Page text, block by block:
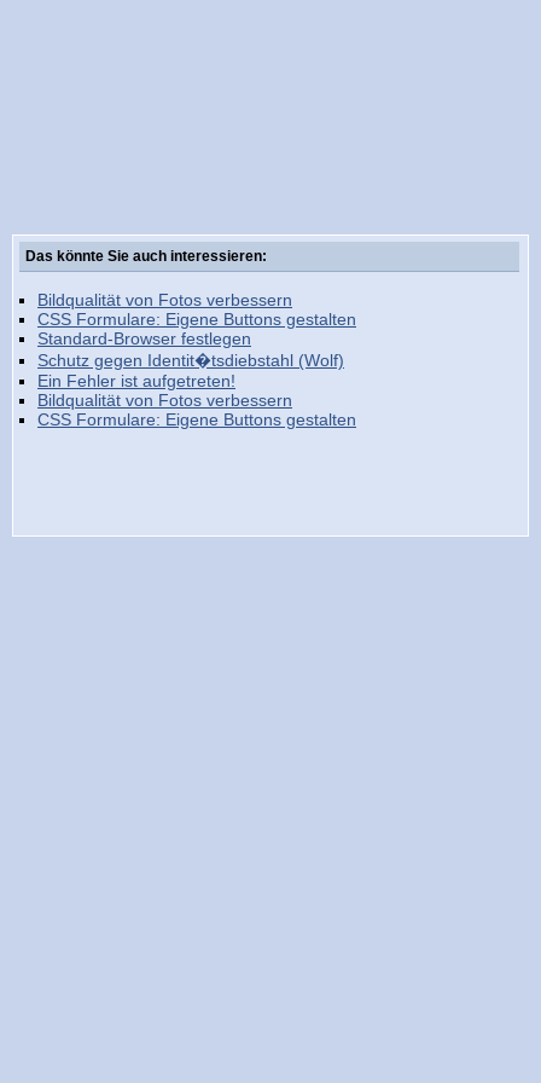
Das könnte Sie auch interessieren:
Bildqualität von Fotos verbessern
CSS Formulare: Eigene Buttons gestalten
Standard-Browser festlegen
Schutz gegen Identit�tsdiebstahl (Wolf)
Ein Fehler ist aufgetreten!
Bildqualität von Fotos verbessern
CSS Formulare: Eigene Buttons gestalten